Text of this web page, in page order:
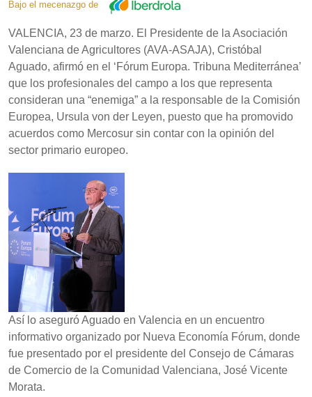
Bajo el mecenazgo de
VALENCIA, 23 de marzo. El Presidente de la Asociación
Valenciana de Agricultores (AVA-ASAJA), Cristóbal
Aguado, afirmó en el ‘Fórum Europa. Tribuna Mediterránea’
que los profesionales del campo a los que representa
consideran una “enemiga” a la responsable de la Comisión
Europea, Ursula von der Leyen, puesto que ha promovido
acuerdos como Mercosur sin contar con la opinión del
sector primario europeo.
Así lo aseguró Aguado en Valencia en un encuentro
informativo organizado por Nueva Economía Fórum, donde
fue presentado por el presidente del Consejo de Cámaras
de Comercio de la Comunidad Valenciana, José Vicente
Morata.